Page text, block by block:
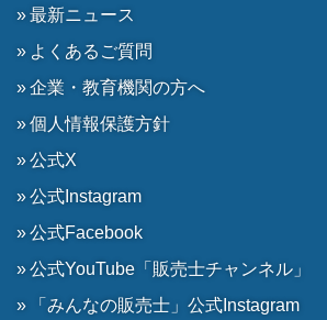
最新ニュース
よくあるご質問
企業・教育機関の方へ
個人情報保護方針
公式X
公式Instagram
公式Facebook
公式YouTube「販売士チャンネル」
「みんなの販売士」公式Instagram